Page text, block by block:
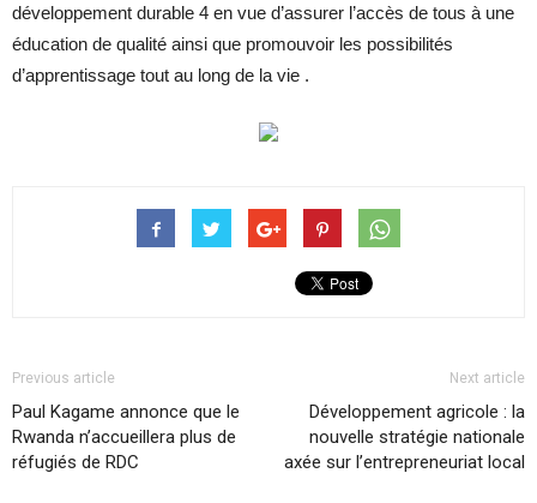
développement durable 4 en vue d’assurer l’accès de tous à une
éducation de qualité ainsi que promouvoir les possibilités
d’apprentissage tout au long de la vie .
Previous article
Paul Kagame annonce que le
Rwanda n’accueillera plus de
réfugiés de RDC
Next article
Développement agricole : la
nouvelle stratégie nationale
axée sur l’entrepreneuriat local